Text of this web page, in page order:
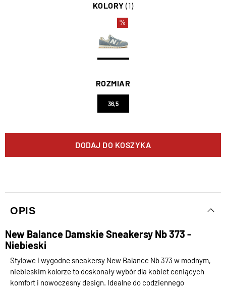
KOLORY (1)
%
ROZMIAR
36,5
DODAJ DO KOSZYKA
OPIS
New Balance Damskie Sneakersy Nb 373 -
Niebieski
Stylowe i wygodne sneakersy New Balance Nb 373 w modnym,
niebieskim kolorze to doskonały wybór dla kobiet ceniących
komfort i nowoczesny design. Idealne do codziennego